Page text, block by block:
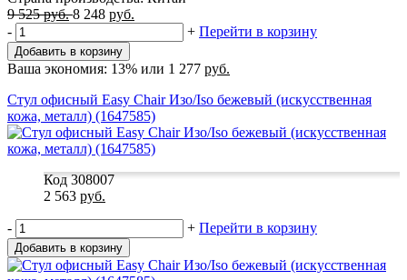
9 525руб. 8 248 руб.
-
+ Перейти в корзину
Добавить в корзину
Ваша экономия: 13% или 1 277 руб.
Стул офисный Easy Chair Изо/Iso бежевый (искусственная
кожа, металл) (1647585)
Код 308007
2 563 руб.
- + Перейти в корзину
Добавить в корзину